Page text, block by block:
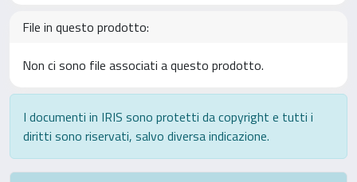
File in questo prodotto:
Non ci sono file associati a questo prodotto.
I documenti in IRIS sono protetti da copyright e tutti i
diritti sono riservati, salvo diversa indicazione.